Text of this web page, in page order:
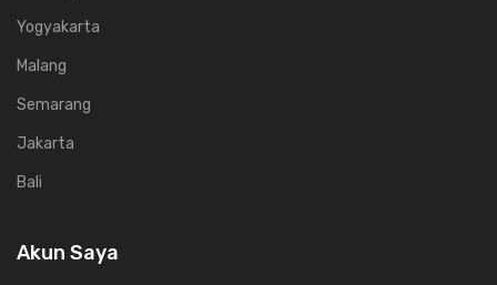
Yogyakarta
Malang
Semarang
Jakarta
Bali
Akun Saya